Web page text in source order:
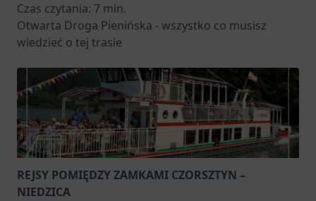
Czas czytania: 7 min.
Otwarta Droga Pienińska - wszystko co musisz
wiedzieć o tej trasie
REJSY POMIĘDZY ZAMKAMI CZORSZTYN –
NIEDZICA